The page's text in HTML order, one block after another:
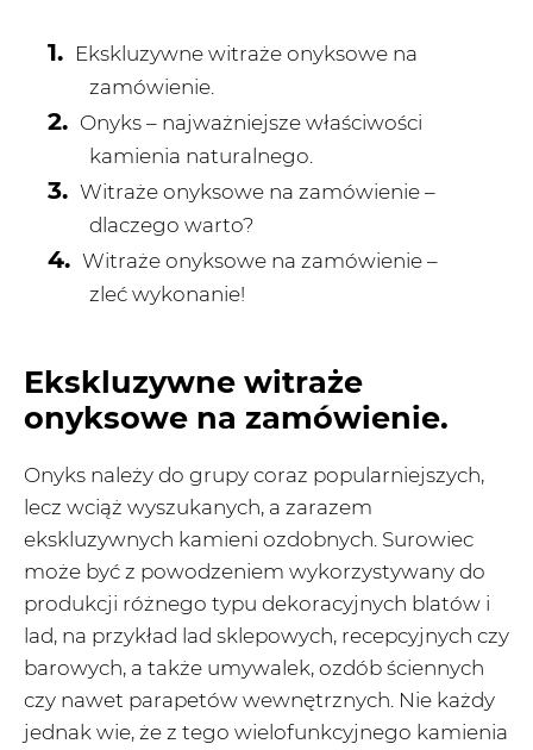
Ekskluzywne witraże onyksowe na
zamówienie.
Onyks – najważniejsze właściwości
kamienia naturalnego.
Witraże onyksowe na zamówienie –
dlaczego warto?
Witraże onyksowe na zamówienie –
zleć wykonanie!
Ekskluzywne witraże
onyksowe na zamówienie.
Onyks należy do grupy coraz popularniejszych,
lecz wciąż wyszukanych, a zarazem
ekskluzywnych kamieni ozdobnych. Surowiec
może być z powodzeniem wykorzystywany do
produkcji różnego typu dekoracyjnych blatów i
lad, na przykład lad sklepowych, recepcyjnych czy
barowych, a także umywalek, ozdób ściennych
czy nawet parapetów wewnętrznych. Nie każdy
jednak wie, że z tego wielofunkcyjnego kamienia